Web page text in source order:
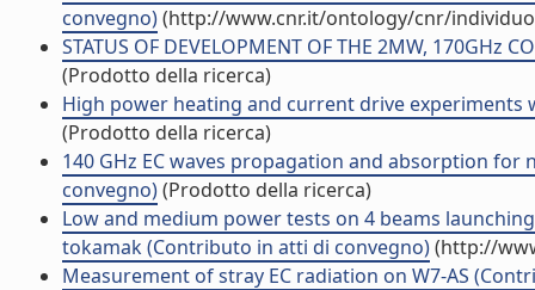
convegno)(http://www.cnr.it/ontology/cnr/
STATUS OF DEVELOPMENT OF THE 2MW, 170GHz
(Prodotto della ricerca)
High power heating and current drive experiments
(Prodotto della ricerca)
140 GHz EC waves propagation and absorption
convegno)(Prodotto della ricerca)
Low and medium power tests on 4 beams
tokamak (Contributo in atti di convegno)(http://
Measurement of stray EC radiation on W7-AS